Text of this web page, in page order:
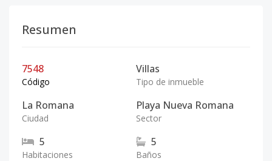
Resumen
7548
Código
Villas
Tipo de inmueble
La Romana
Ciudad
Playa Nueva Romana
Sector
5
Habitaciones
5
Baños